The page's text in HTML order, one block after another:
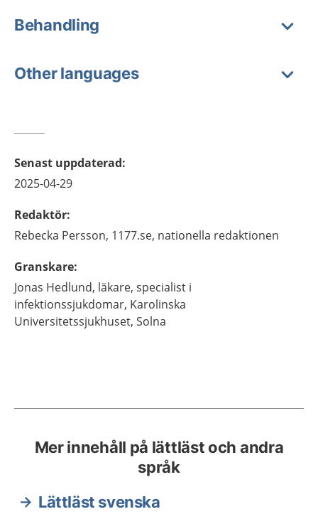
Behandling
Other languages
Senast uppdaterad:
2025-04-29
Redaktör:
Rebecka Persson, 1177.se, nationella redaktionen
Granskare:
Jonas Hedlund, läkare, specialist i
infektionssjukdomar, Karolinska
Universitetssjukhuset, Solna
Mer innehåll på lättläst och andra
språk
Lättläst svenska